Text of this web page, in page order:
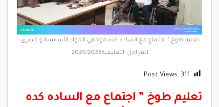
تعليم طوخ " اجتماع مع الساده كده موجهي المواد الأساسية و مديرى
المراحل التعليمية2025/2026
Post Views: 311
تعليم طوخ ” اجتماع مع الساده كده